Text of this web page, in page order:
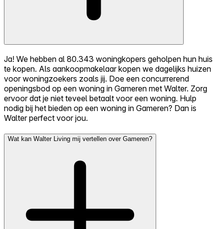
Ja! We hebben al 80.343 woningkopers geholpen hun huis
te kopen. Als aankoopmakelaar kopen we dagelijks huizen
voor woningzoekers zoals jij. Doe een concurrerend
openingsbod op een woning in Gameren met Walter. Zorg
ervoor dat je niet teveel betaalt voor een woning. Hulp
nodig bij het bieden op een woning in Gameren? Dan is
Walter perfect voor jou.
Wat kan Walter Living mij vertellen over Gameren?